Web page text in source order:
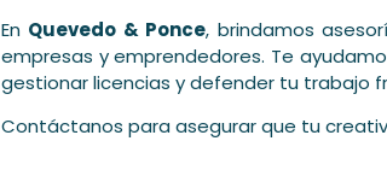
En Quevedo & Ponce, brindamos
empresas y emprendedores. Te
gestionar licencias y defender tu trabajo
Contáctanos para asegurar que tu